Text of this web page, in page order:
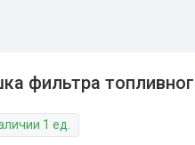
фильтра
1 ед.